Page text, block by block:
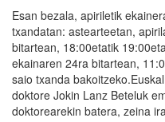
Esan bezala, apiriletik
txandatan: astearteetan,
bitartean, 18:00etatik
ekainaren 24ra bitartean,
saio txanda
doktore Jokin Lanz Beteluk
doktorearekin batera, zeina